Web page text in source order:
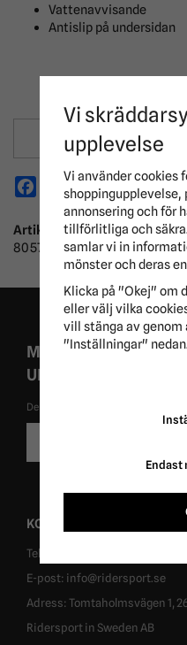
Vattenavvisande
Antislip på undersidan
Spara som favorit
Facebook
X EmailPinterest
Artikelnummer:
805756
MISSA ALDRIG
UNIKA ERBJUDANDEN!
De uppgifter du matar in kommer
KONTAKT
Tel: 0431-302040
E-post: info@ridersport.se
Adress: Tomtaholmsvägen 1,
Ridersport in Sweden AB
Vi
upplevelse
Vi använder cookies
shoppingupplevelse,
annonsering och för
tillförlitliga och
samlar vi in
mönster och deras
Klicka på "Okej" om
eller välj vilka
vill stänga av genom
"Inställningar"
Endast